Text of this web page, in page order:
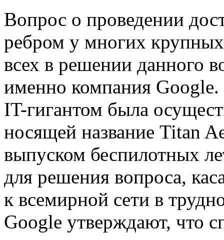
Вопрос о проведении
ребром у многих
всех в решении данного
именно компания Google.
IT-гигантом была
носящей название Titan
выпуском беспилотных
для решения вопроса,
к всемирной сети в
Google утверждают, что